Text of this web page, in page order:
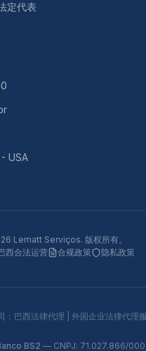
定代表
USA
Lematt Serviços. 版权所有。
西合法运营
合规政策 隐私政策
巴西法律代理 | 外国企业法律代理服
BS2 — CNPJ: 71.027.866/